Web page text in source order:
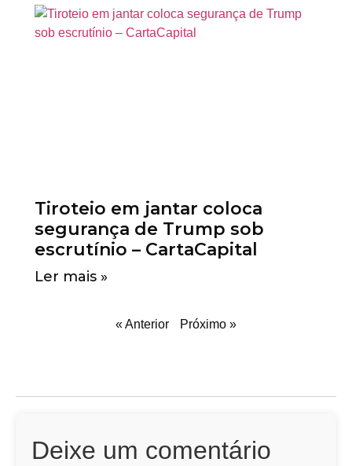
Tiroteio em jantar coloca
segurança de Trump sob
escrutínio – CartaCapital
Ler mais »
« Anterior Próximo »
Deixe um comentário